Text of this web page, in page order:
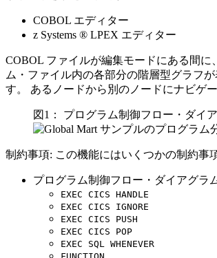
COBOL エディター
z Systems ® LPEX エディター
COBOL ファイルが編集モードにある間に
ム・ファイル内の各部分の階層型グラフ
す。 あるノードから別のノードにナビゲ
図1： プログラム制御フロー・ダイ
制約事項: この機能にはいくつかの制約事
プログラム制御フロー・ダイアグラ
EXEC CICS HANDLE
EXEC CICS IGNORE
EXEC CICS PUSH
EXEC CICS POP
EXEC SQL WHENEVER